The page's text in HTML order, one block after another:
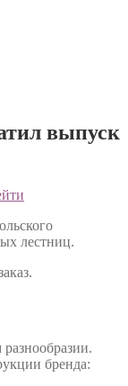
выпуск
лестниц.
бренда: